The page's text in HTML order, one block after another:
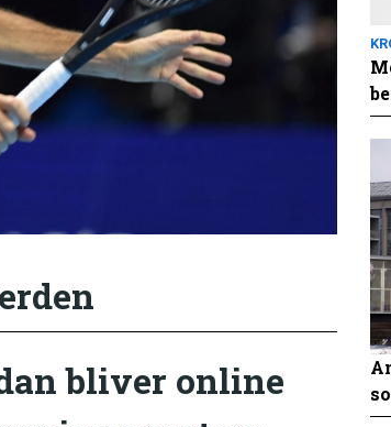
bliver online